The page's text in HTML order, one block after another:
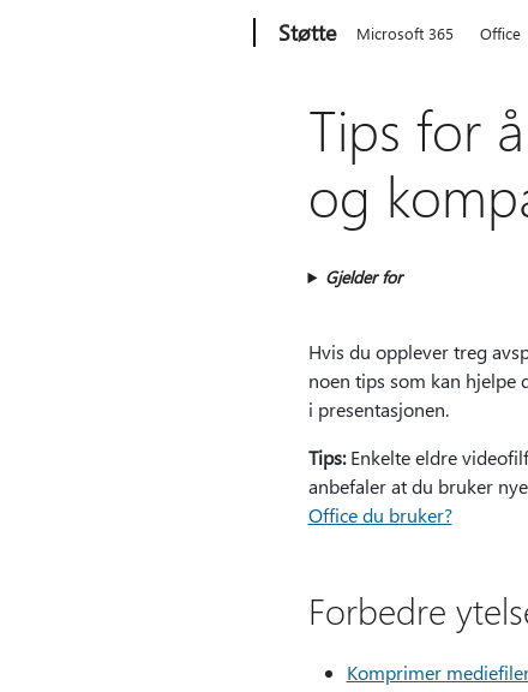
Støtte Microsoft 365 Office
Tips for
og
Gjelder for
Hvis du opplever treg
noen tips som kan
i presentasjonen.
Tips:Enkelte eldre
anbefaler at du bruker
Office du bruker?
Forbedre
Komprimer